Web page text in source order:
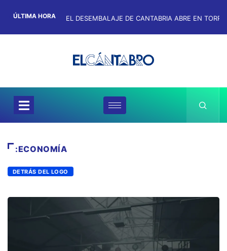
ÚLTIMA HORA
:ECONOMÍA
DETRÁS DEL LOGO